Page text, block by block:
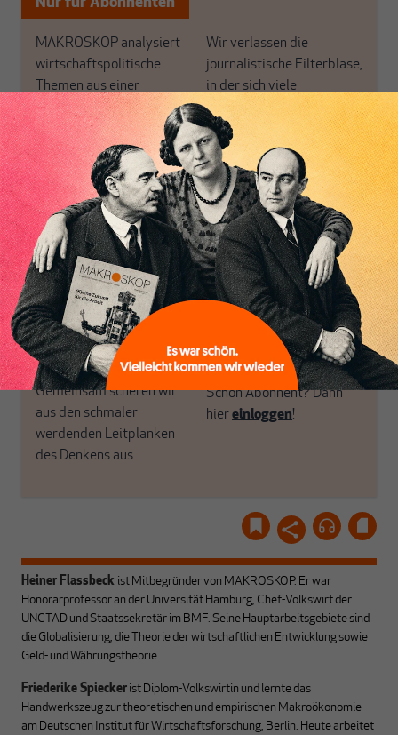
MAKROSKOP analysiert
wirtschaftspolitische
Themen aus einer
postkeynesianischen
Perspektive und ist damit
in Deutschland einzigartig.
MAKROSKOP steht für
das große Ganze. Wir
haben einen Blick auf
Geld, Wirtschaft und
Politik, den Sie so
woanders nicht finden.
Dabei leben wir von
unseren Autoren, ihren
Recherchen, ihrem Wissen
und ihrem Enthusiasmus.
Gemeinsam scheren wir
aus den schmaler
werdenden Leitplanken
des Denkens aus.
Wir verlassen die
journalistische Filterblase,
in der sich viele
eingerichtet haben. Wir
öffnen Fenster und
bringen frische Luft in die
engen und verstaubten
Debattenräume.
Brauchen Sie auch frische
Luft? Dann folgen Sie
einfach dem Button.
ABONNIEREN SIE
MAKROSKOP
Schon Abonnent? Dann
hiereinloggen!
Heiner Flassbeck ist Mitbegründer von MAKROSKOP. Er war
Honorarprofessor an der Universität Hamburg, Chef-Volkswirt der
UNCTAD und Staatssekretär im BMF. Seine Hauptarbeitsgebiete sind
die Globalisierung, die Theorie der wirtschaftlichen Entwicklung sowie
Geld- und Währungstheorie.
Friederike Spiecker ist Diplom-Volkswirtin und lernte das
Handwerkszeug zur theoretischen und empirischen Makroökonomie
am Deutschen Institut für Wirtschaftsforschung, Berlin. Heute arbeitet